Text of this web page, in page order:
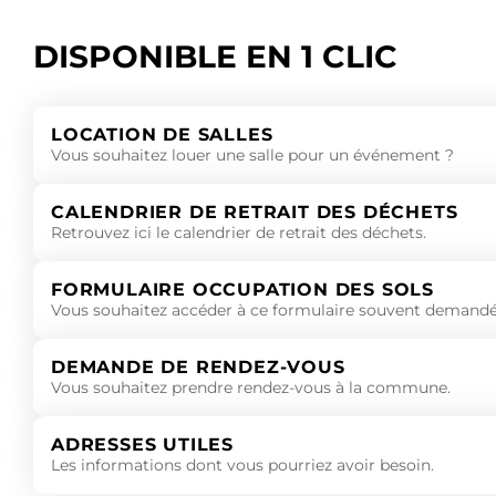
DISPONIBLE EN 1 CLIC
LOCATION DE SALLES
Vous souhaitez louer une salle pour un événement ?
CALENDRIER DE RETRAIT DES DÉCHETS
Retrouvez ici le calendrier de retrait des déchets.
FORMULAIRE OCCUPATION DES SOLS
Vous souhaitez accéder à ce formulaire souvent
DEMANDE DE RENDEZ-VOUS
Vous souhaitez prendre rendez-vous à la commune.
ADRESSES UTILES
Les informations dont vous pourriez avoir besoin.